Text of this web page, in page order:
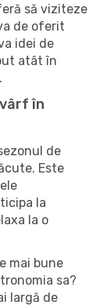
să viziteze
de oferit
idei de
atât în
în
de
Este
la
la o
mai bune
sa?
largă de